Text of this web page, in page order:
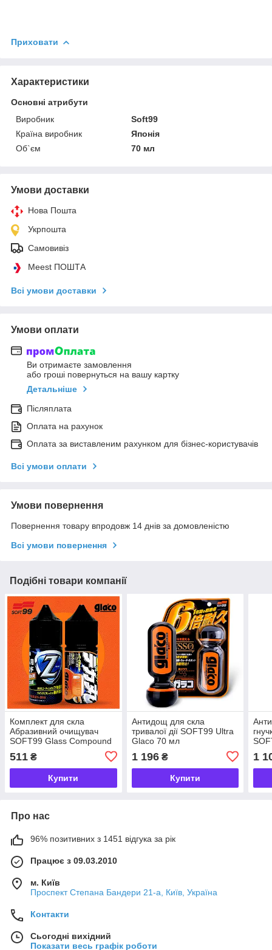
Приховати
Характеристики
Основні атрибути
Виробник
Soft99
Країна виробник
Японія
Об`єм
70 мл
Умови доставки
Нова Пошта
Укрпошта
Самовивіз
Meest ПОШТА
Всі умови доставки
Умови оплати
Ви отримаєте замовлення
або гроші повернуться на вашу картку
Детальніше
Післяплата
Оплата на рахунок
Оплата за виставленим рахунком для бізнес-користувачів
Всі умови оплати
Умови повернення
Повернення товару впродовж 14 днів за домовленістю
Всі умови повернення
Подібні товари компанії
Комплект для скла
Абразивний очищувач
SOFT99 Glass Compound
Z+ Антидощ GLACO Roll
On Large (30+30 мл)
511 ₴
Купити
Антидощ для скла
тривалої дії SOFT99 Ultra
Glaco 70 мл
1 196₴
Купити
1
Про нас
96% позитивних з 1451 відгука за рік
Працює з 09.03.2010
м. Київ
Проспект Степана Бандери 21-а, Київ, Україна
Контакти
Сьогодні вихідний
Показати весь графік роботи